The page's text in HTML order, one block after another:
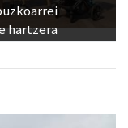
hartzera